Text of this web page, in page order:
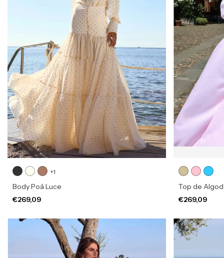
+1
Body Poá Luce
€269,09
Top de
€269,09